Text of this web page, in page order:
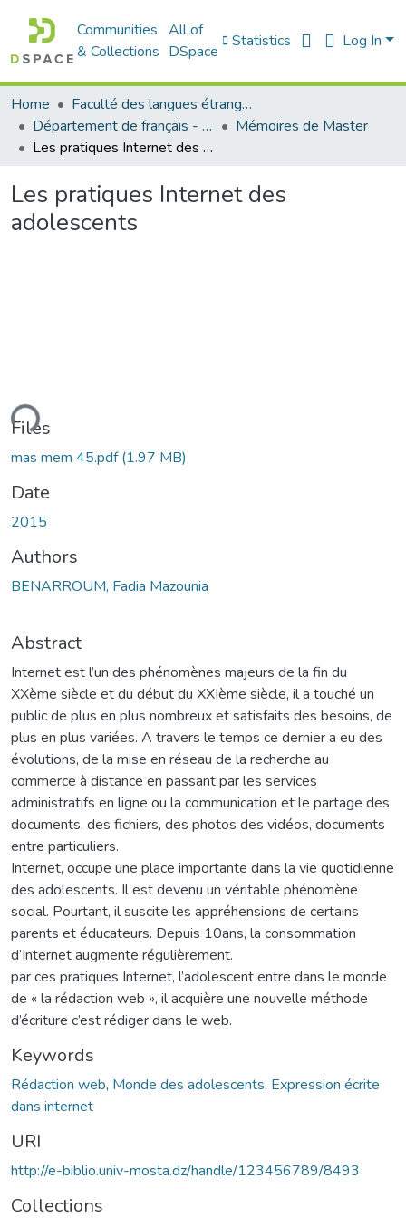
Communities
& Collections
All of
DSpace
Statistics Log In
Home
Faculté des langues étrangères
Département de français - قسم اللغة الفرنسية
Mémoires de Master
Les pratiques Internet des adolescents
Les pratiques Internet des
adolescents
Files
mas mem 45.pdf(1.97 MB)
Date
2015
Authors
BENARROUM, Fadia Mazounia
Abstract
Internet est l’un des phénomènes majeurs de la fin du
XXème siècle et du début du XXIème siècle, il a touché un
public de plus en plus nombreux et satisfaits des besoins, de
plus en plus variées. A travers le temps ce dernier a eu des
évolutions, de la mise en réseau de la recherche au
commerce à distance en passant par les services
administratifs en ligne ou la communication et le partage des
documents, des fichiers, des photos des vidéos, documents
entre particuliers.
Internet, occupe une place importante dans la vie quotidienne
des adolescents. Il est devenu un véritable phénomène
social. Pourtant, il suscite les appréhensions de certains
parents et éducateurs. Depuis 10ans, la consommation
d’Internet augmente régulièrement.
par ces pratiques Internet, l’adolescent entre dans le monde
de « la rédaction web », il acquière une nouvelle méthode
d’écriture c’est rédiger dans le web.
Keywords
Rédaction web, Monde des adolescents, Expression écrite
dans internet
URI
http://e-biblio.univ-mosta.dz/handle/123456789/8493
Collections